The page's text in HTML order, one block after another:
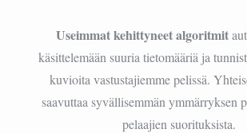
Useimmat kehittyneet algoritmit
käsittelemään suuria tietomääriä ja
kuvioita vastustajiemme pelissä.
saavuttaa syvällisemmän ymmärryksen
pelaajien suorituksista.